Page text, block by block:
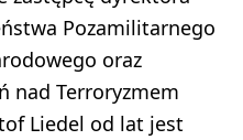
Pozamilitarnego
oraz
nad Terroryzmem
Liedel od lat jest